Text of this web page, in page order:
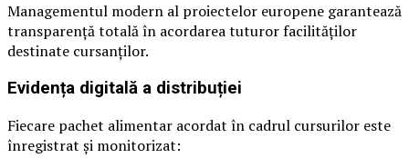
Managementul modern al proiectelor europene garantează
transparență totală în acordarea tuturor facilităților
destinate cursanților.
Evidența digitală a distribuției
Fiecare pachet alimentar acordat în cadrul cursurilor este
înregistrat și monitorizat: